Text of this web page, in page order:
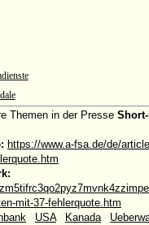
Themen in der Presse
https://www.a-fsa.de/de/
mit-37-fehlerquote.htm
USA Kanada